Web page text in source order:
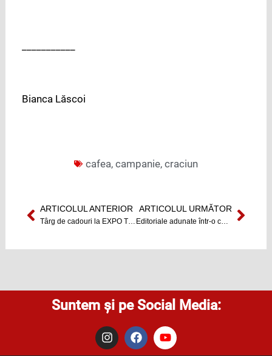
Bianca Lăscoi
cafea, campanie, craciun
Prev
ARTICOLUL ANTERIOR
Târg de cadouri la EXPO Transilvania
ARTICOLUL URMĂTOR
Editoriale adunate într-o carte Next
Suntem și pe Social Media:
I
n
F
a
Y
o